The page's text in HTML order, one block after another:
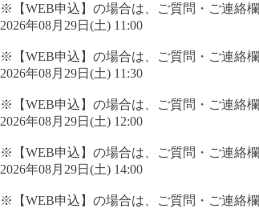
※【WEB申込】の場合は、ご質問・ご連絡
2026年08月29日(土) 11:00
※【WEB申込】の場合は、ご質問・ご連絡
2026年08月29日(土) 11:30
※【WEB申込】の場合は、ご質問・ご連絡
2026年08月29日(土) 12:00
※【WEB申込】の場合は、ご質問・ご連絡
2026年08月29日(土) 14:00
※【WEB申込】の場合は、ご質問・ご連絡